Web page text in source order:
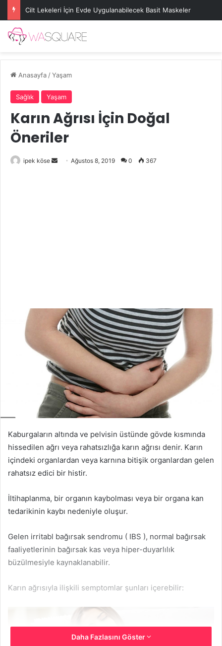
Cilt Lekeleri İçin Evde Uygulanabilecek Basit Maskeler
Anasayfa/Yaşam
Sağlık Yaşam
Karın Ağrısı İçin Doğal
Öneriler
ipek köse
Bir
Ağustos 8, 2019 0 367
Kaburgaların altında ve pelvisin üstünde gövde kısmında
hissedilen ağrı veya rahatsızlığa karın ağrısı denir. Karın
içindeki organlardan veya karnına bitişik organlardan gelen
rahatsız edici bir histir.
İltihaplanma, bir organın kaybolması veya bir organa kan
tedarikinin kaybı nedeniyle oluşur.
Gelen irritabl bağırsak sendromu ( IBS ), normal bağırsak
faaliyetlerinin bağırsak kas veya hiper-duyarlılık
büzülmesiyle kaynaklanabilir.
Karın ağrısıyla ilişkili semptomlar şunları içerebilir:
Daha Fazlasını Göster